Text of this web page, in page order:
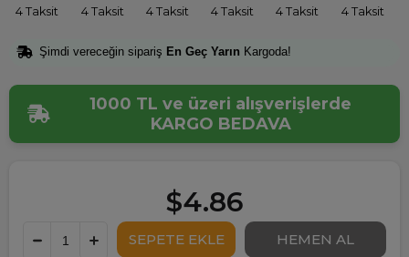
4 Taksit 4 Taksit 4 Taksit 4 Taksit 4 Taksit 4 Taksit
Şimdi vereceğin sipariş En Geç Yarın Kargoda!
1000 TL ve üzeri alışverişlerde
KARGO BEDAVA
$4.86